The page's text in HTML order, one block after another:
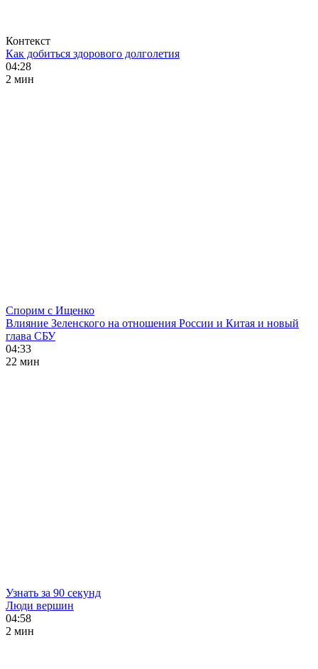
Контекст
Как добиться здорового долголетия
04:28
2 мин
Спорим с Ищенко
Влияние Зеленского на отношения России и Китая и новый
глава СБУ
04:33
22 мин
Узнать за 90 секунд
Люди вершин
04:58
2 мин